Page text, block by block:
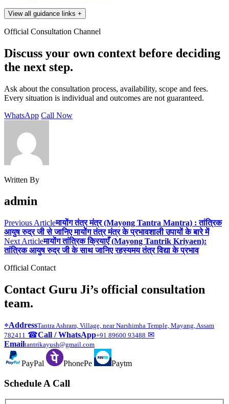
View all guidance links +
Official Consultation Channel
Discuss your own context before deciding
the next step.
Ask about the consultation process, availability, scope and fees.
Every situation is individual and outcomes are not guaranteed.
WhatsApp Call Now
Written By
admin
Previous Articleमायोंग तंत्र मंत्र (Mayong Tantra Mantra) : तांत्रिक
आयुष रुद्र जी से जानिए मायोंग तंत्र मंत्र के प्रभावशाली उपायों के बारे में
Next Articleमायोंग तांत्रिक क्रियाएँ (Mayong Tantrik Kriyaen):
तांत्रिक आयुष रुद्र जी के साथ जानिए रहस्यमय तंत्र विद्या के प्रभाव
Official Contact
Contact Guru Ji’s official consultation
team.
⌖AddressTantra Ashram, Village, near Narshimha Temple, Mayang, Assam
782411 ☎Call / WhatsApp+91 89600 93488 ✉
Emailtantrikayush@gmail.com
PayPal PhonePe Paytm
Schedule A Call